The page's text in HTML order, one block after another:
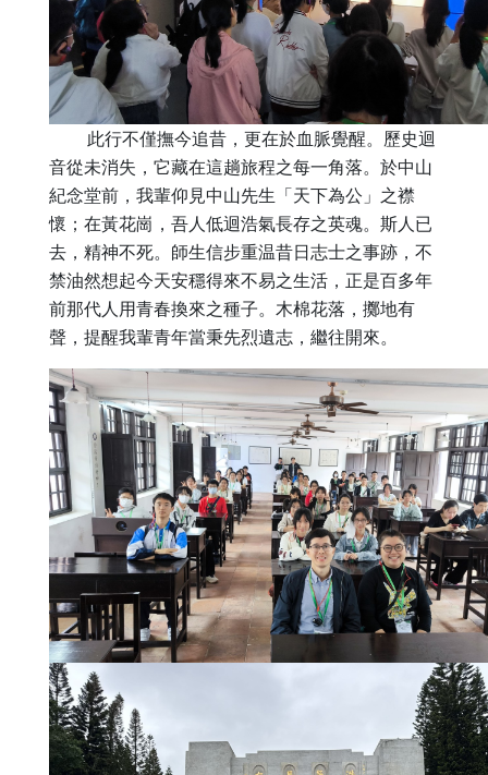
此行不僅撫今追昔，更在於血脈覺醒。歷史迴
音從未消失， 它藏在這趟旅程之每一角落。於中山
紀念堂前，我輩仰見中山先生「天下為公」之襟
懷；在黃花崗，吾人低迴浩氣長存之英魂。 斯人已
去，精神不死。師生信步重温昔日志士之事跡， 不
禁油然想起今天安穩得來不易之生活， 正是百多年
前那代人用青春換來之種子。木棉花落，擲地有
聲， 提醒我輩青年當秉先烈遺志，繼往開來。